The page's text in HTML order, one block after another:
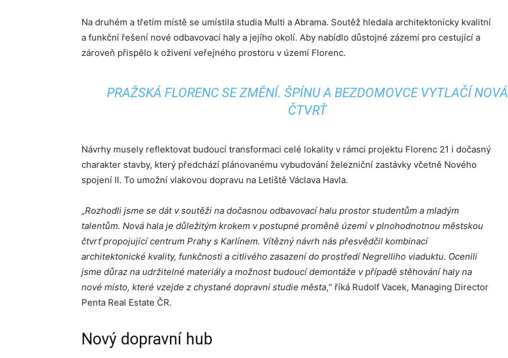
Na druhém a třetím místě se umístila studia Multi a Abrama. Soutěž hledala architektonicky kvalitní
a funkční řešení nové odbavovací haly a jejího okolí. Aby nabídlo důstojné zázemí pro cestující a
zároveň přispělo k oživení veřejného prostoru v území Florenc.
PRAŽSKÁ FLORENC SE ZMĚNÍ. ŠPÍNU A BEZDOMOVCE VYTLAČÍ NOVÁ
ČTVRŤ
Návrhy musely reflektovat budoucí transformaci celé lokality v rámci projektu Florenc 21 i dočasný
charakter stavby, který předchází plánovanému vybudování železniční zastávky včetně Nového
spojení II. To umožní vlakovou dopravu na Letiště Václava Havla.
„Rozhodli jsme se dát v soutěži na dočasnou odbavovací halu prostor studentům a mladým
talentům. Nová hala je důležitým krokem v postupné proměně území v plnohodnotnou městskou
čtvrť propojující centrum Prahy s Karlínem. Vítězný návrh nás přesvědčil kombinací
architektonické kvality, funkčnosti a citlivého zasazení do prostředí Negrelliho viaduktu. Ocenili
jsme důraz na udržitelné materiály a možnost budoucí demontáže v případě stěhování haly na
nové místo, které vzejde z chystané dopravní studie města,“ říká Rudolf Vacek, Managing Director
Penta Real Estate ČR.
Nový dopravní hub